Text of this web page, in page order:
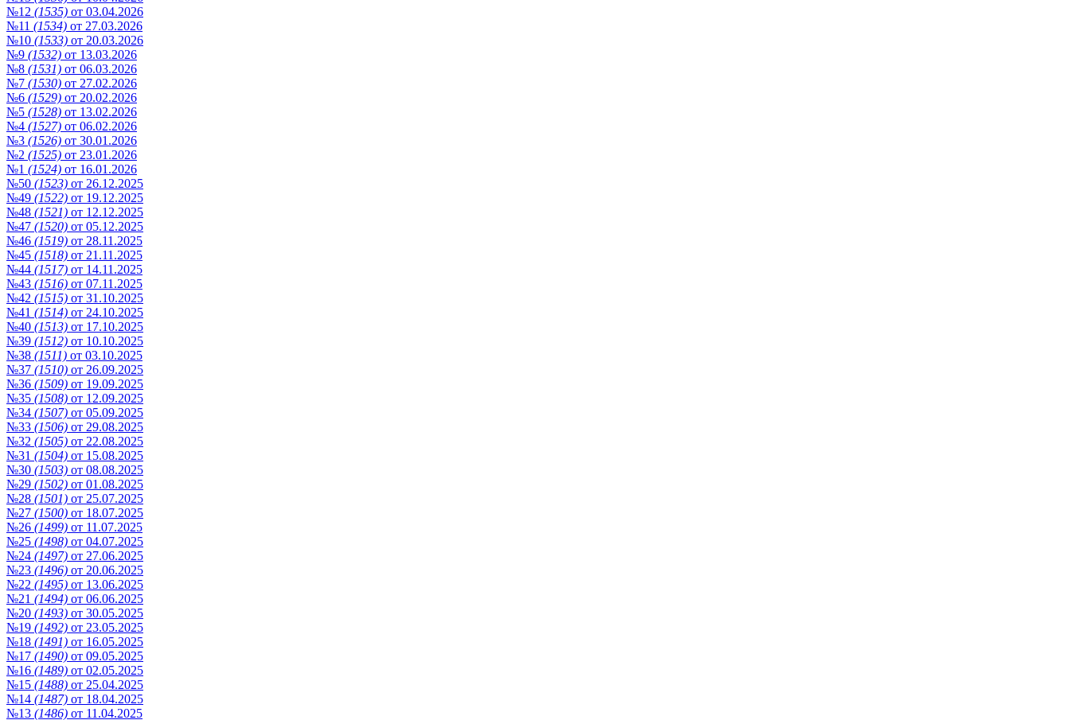
№12 (1535) от 03.04.2026
№11 (1534) от 27.03.2026
№10 (1533) от 20.03.2026
№9 (1532) от 13.03.2026
№8 (1531) от 06.03.2026
№7 (1530) от 27.02.2026
№6 (1529) от 20.02.2026
№5 (1528) от 13.02.2026
№4 (1527) от 06.02.2026
№3 (1526) от 30.01.2026
№2 (1525) от 23.01.2026
№1 (1524) от 16.01.2026
№50 (1523) от 26.12.2025
№49 (1522) от 19.12.2025
№48 (1521) от 12.12.2025
№47 (1520) от 05.12.2025
№46 (1519) от 28.11.2025
№45 (1518) от 21.11.2025
№44 (1517) от 14.11.2025
№43 (1516) от 07.11.2025
№42 (1515) от 31.10.2025
№41 (1514) от 24.10.2025
№40 (1513) от 17.10.2025
№39 (1512) от 10.10.2025
№38 (1511) от 03.10.2025
№37 (1510) от 26.09.2025
№36 (1509) от 19.09.2025
№35 (1508) от 12.09.2025
№34 (1507) от 05.09.2025
№33 (1506) от 29.08.2025
№32 (1505) от 22.08.2025
№31 (1504) от 15.08.2025
№30 (1503) от 08.08.2025
№29 (1502) от 01.08.2025
№28 (1501) от 25.07.2025
№27 (1500) от 18.07.2025
№26 (1499) от 11.07.2025
№25 (1498) от 04.07.2025
№24 (1497) от 27.06.2025
№23 (1496) от 20.06.2025
№22 (1495) от 13.06.2025
№21 (1494) от 06.06.2025
№20 (1493) от 30.05.2025
№19 (1492) от 23.05.2025
№18 (1491) от 16.05.2025
№17 (1490) от 09.05.2025
№16 (1489) от 02.05.2025
№15 (1488) от 25.04.2025
№14 (1487) от 18.04.2025
№13 (1486) от 11.04.2025